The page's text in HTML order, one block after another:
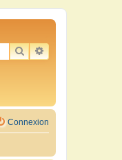
RECHERCHER
RECHERCHE
Connexion